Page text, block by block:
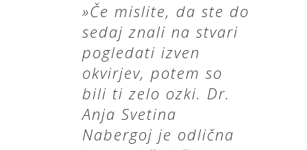
»Če mislite, da ste do
sedaj znali na stvari
pogledati izven
okvirjev, potem so
bili ti zelo ozki. Dr.
Anja Svetina
Nabergoj je odlična